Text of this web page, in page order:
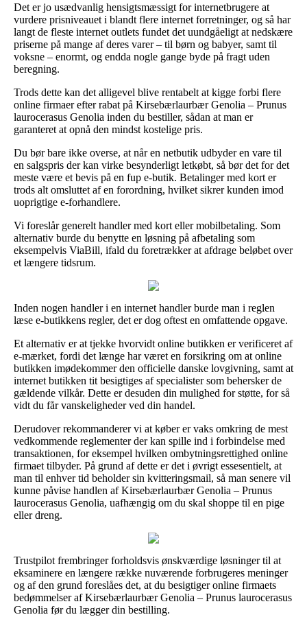
Det er jo usædvanlig hensigtsmæssigt for internetbrugere at
vurdere prisniveauet i blandt flere internet forretninger, og så har
langt de fleste internet outlets fundet det uundgåeligt at nedskære
priserne på mange af deres varer – til børn og babyer, samt til
voksne – enormt, og endda nogle gange byde på fragt uden
beregning.
Trods dette kan det alligevel blive rentabelt at kigge forbi flere
online firmaer efter rabat på Kirsebærlaurbær Genolia – Prunus
laurocerasus Genolia inden du bestiller, sådan at man er
garanteret at opnå den mindst kostelige pris.
Du bør bare ikke overse, at når en netbutik udbyder en vare til
en salgspris der kan virke besynderligt letkøbt, så bør det for det
meste være et bevis på en fup e-butik. Betalinger med kort er
trods alt omsluttet af en forordning, hvilket sikrer kunden imod
uoprigtige e-forhandlere.
Vi foreslår generelt handler med kort eller mobilbetaling. Som
alternativ burde du benytte en løsning på afbetaling som
eksempelvis ViaBill, ifald du foretrækker at afdrage beløbet over
et længere tidsrum.
Inden nogen handler i en internet handler burde man i reglen
læse e-butikkens regler, det er dog oftest en omfattende opgave.
Et alternativ er at tjekke hvorvidt online butikken er verificeret af
e-mærket, fordi det længe har været en forsikring om at online
butikken imødekommer den officielle danske lovgivning, samt at
internet butikken tit besigtiges af specialister som behersker de
gældende vilkår. Dette er desuden din mulighed for støtte, for så
vidt du får vanskeligheder ved din handel.
Derudover rekommanderer vi at køber er vaks omkring de mest
vedkommende reglementer der kan spille ind i forbindelse med
transaktionen, for eksempel hvilken ombytningsrettighed online
firmaet tilbyder. På grund af dette er det i øvrigt essesentielt, at
man til enhver tid beholder sin kvitteringsmail, så man senere vil
kunne påvise handlen af Kirsebærlaurbær Genolia – Prunus
laurocerasus Genolia, uafhængig om du skal shoppe til en pige
eller dreng.
Trustpilot frembringer forholdsvis ønskværdige løsninger til at
eksaminere en længere række nuværende forbrugeres meninger
og af den grund foreslåes det, at du besigtiger online firmaets
bedømmelser af Kirsebærlaurbær Genolia – Prunus laurocerasus
Genolia før du lægger din bestilling.